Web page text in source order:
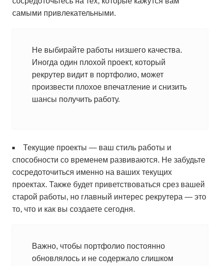
самыми привлекательными.
Не выбирайте работы низшего качества.
Иногда один плохой проект, который
рекрутер видит в портфолио, может
произвести плохое впечатление и снизить
шансы получить работу.
Текущие проекты — ваш стиль работы и
способности со временем развиваются. Не забудьте
сосредоточиться именно на ваших текущих
проектах. Также будет приветствоваться срез вашей
старой работы, но главный интерес рекрутера — это
то, что и как вы создаете сегодня.
Важно, чтобы портфолио постоянно
обновлялось и не содержало слишком